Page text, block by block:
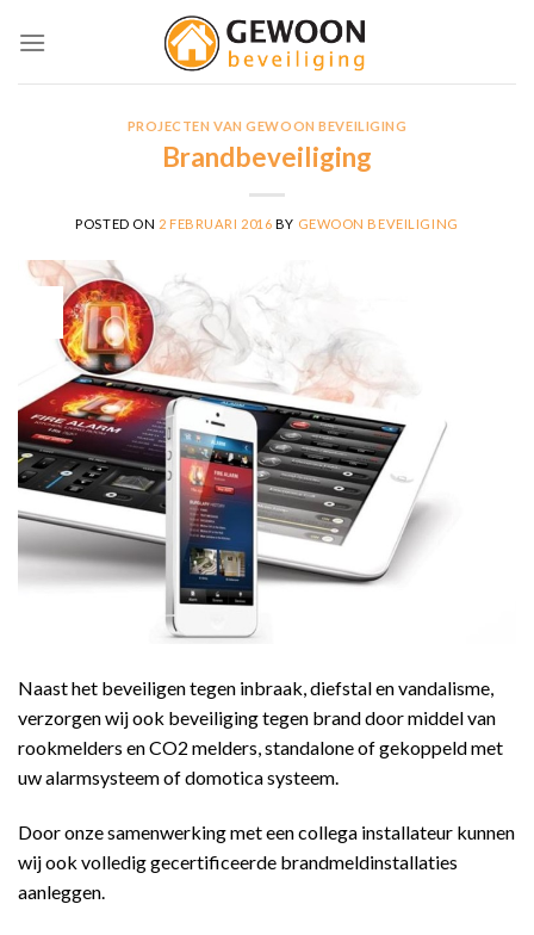
PROJECTEN VAN GEWOON BEVEILIGING
Brandbeveiliging
POSTED ON 2 FEBRUARI 2016 BY GEWOON BEVEILIGING
Naast het beveiligen tegen inbraak, diefstal en vandalisme,
verzorgen wij ook beveiliging tegen brand door middel van
rookmelders en CO2 melders, standalone of gekoppeld met
uw alarmsysteem of domotica systeem.
Door onze samenwerking met een collega installateur kunnen
wij ook volledig gecertificeerde brandmeldinstallaties
aanleggen.